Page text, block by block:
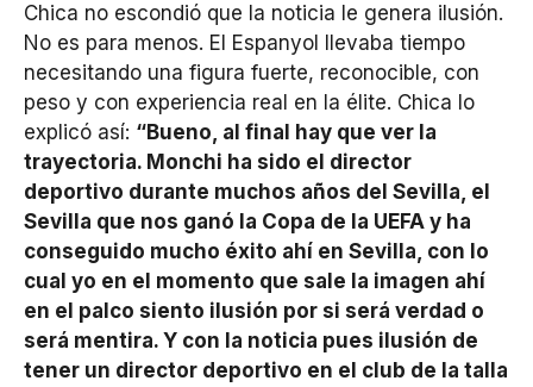
Chica no escondió que la noticia le genera ilusión.
No es para menos. El Espanyol llevaba tiempo
necesitando una figura fuerte, reconocible, con
peso y con experiencia real en la élite. Chica lo
explicó así: “Bueno, al final hay que ver la
trayectoria. Monchi ha sido el director
deportivo durante muchos años del Sevilla, el
Sevilla que nos ganó la Copa de la UEFA y ha
conseguido mucho éxito ahí en Sevilla, con lo
cual yo en el momento que sale la imagen ahí
en el palco siento ilusión por si será verdad o
será mentira. Y con la noticia pues ilusión de
tener un director deportivo en el club de la talla